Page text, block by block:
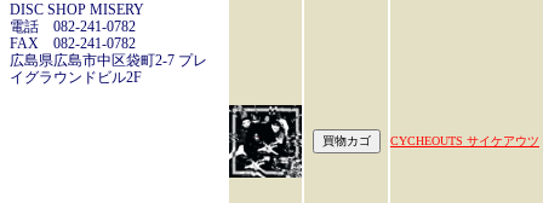
DISC SHOP MISERY
電話 082-241-0782
FAX 082-241-0782
広島県広島市中区袋町2-7 プレ
イグラウンドビル2F
CYCHEOUTS サイケアウツ